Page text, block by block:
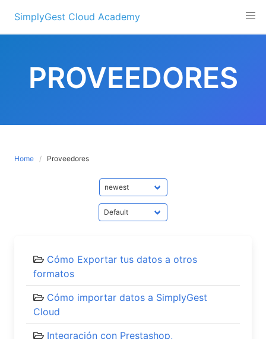
content
SimplyGest Cloud Academy
PROVEEDORES
Home Proveedores
Cómo Exportar tus datos a otros
formatos
Cómo importar datos a SimplyGest
Cloud
Integración con Prestashop,